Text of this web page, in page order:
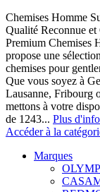
Chemises Homme
Qualité Reconnue
Premium Chemises
propose une
chemises pour
Que vous soyez à
Lausanne, Fribourg
mettons à votre
de 1243... Plus
Accéder à la
Marques
OLYMP